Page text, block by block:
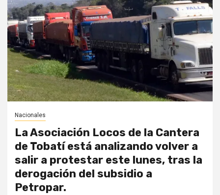
Nacionales
La Asociación Locos de la Cantera
de Tobatí está analizando volver a
salir a protestar este lunes, tras la
derogación del subsidio a
Petropar.